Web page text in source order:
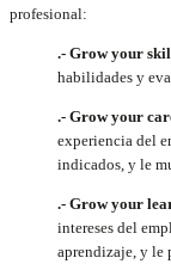
profesional:
.- Grow your
habilidades y
.- Grow your
experiencia del
indicados, y le
.- Grow your
intereses del
aprendizaje, y le